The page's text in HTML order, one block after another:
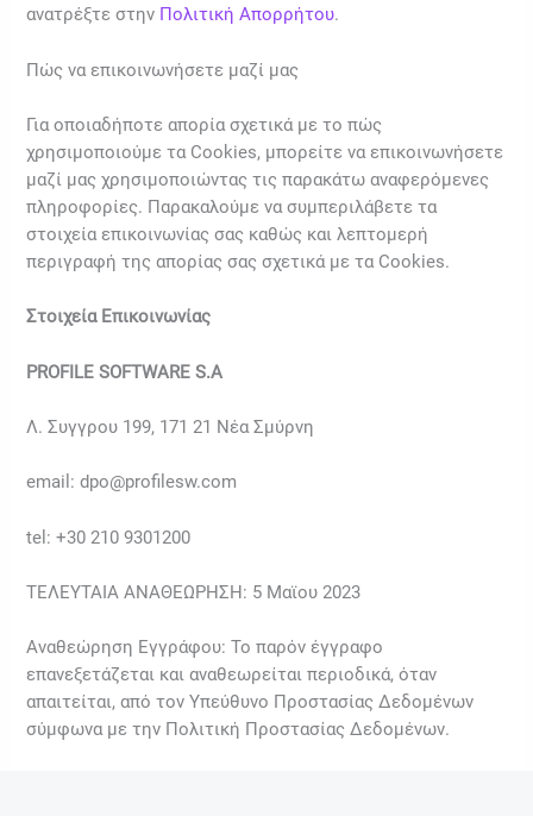
ανατρέξτε στην Πολιτική Απορρήτου.
Πώς να επικοινωνήσετε μαζί μας
Για οποιαδήποτε απορία σχετικά με το πώς
χρησιμοποιούμε τα Cookies, μπορείτε να επικοινωνήσετε
μαζί μας χρησιμοποιώντας τις παρακάτω αναφερόμενες
πληροφορίες. Παρακαλούμε να συμπεριλάβετε τα
στοιχεία επικοινωνίας σας καθώς και λεπτομερή
περιγραφή της απορίας σας σχετικά με τα Cookies.
Στοιχεία Επικοινωνίας
PROFILE SOFTWARE S.A
Λ. Συγγρου 199, 171 21 Νέα Σμύρνη
email: dpo@profilesw.com
tel: +30 210 9301200
ΤΕΛΕΥΤΑΙΑ ΑΝΑΘΕΩΡΗΣΗ: 5 Μαϊου 2023
Αναθεώρηση Εγγράφου: Το παρόν έγγραφο
επανεξετάζεται και αναθεωρείται περιοδικά, όταν
απαιτείται, από τον Υπεύθυνο Προστασίας Δεδομένων
σύμφωνα με την Πολιτική Προστασίας Δεδομένων.